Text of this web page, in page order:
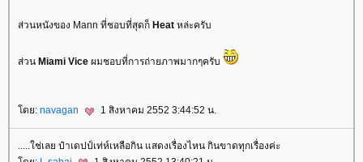
ส่วนหนังของ Mann ที่ชอบที่สุดก็ Heat หล่ะครับ
ส่วน Miami Vice ผมชอบที่การถ่ายภาพมากๆครับ
ดย: navagan 1 สิงหาคม 2552 3:44:52 น.
.....ใช่เลย ป๋าเดปป์เท่ห์เหลือกิน แสดงเรื่องไหน กินขาดทุกเรื่องค่ะ